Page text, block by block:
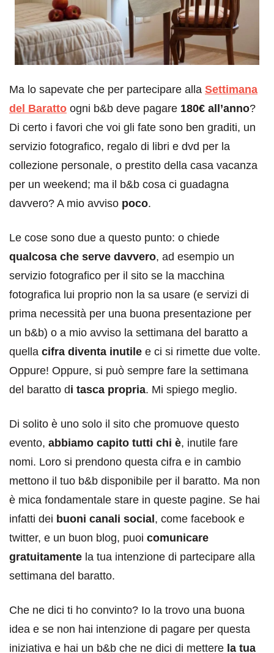
Ma lo sapevate che per partecipare alla Settimana
del Baratto ogni b&b deve pagare 180€ all’anno?
Di certo i favori che voi gli fate sono ben graditi, un
servizio fotografico, regalo di libri e dvd per la
collezione personale, o prestito della casa vacanza
per un weekend; ma il b&b cosa ci guadagna
davvero? A mio avviso poco.
Le cose sono due a questo punto: o chiede
qualcosa che serve davvero, ad esempio un
servizio fotografico per il sito se la macchina
fotografica lui proprio non la sa usare (e servizi di
prima necessità per una buona presentazione per
un b&b) o a mio avviso la settimana del baratto a
quella cifra diventa inutile e ci si rimette due volte.
Oppure! Oppure, si può sempre fare la settimana
del baratto di tasca propria. Mi spiego meglio.
Di solito è uno solo il sito che promuove questo
evento, abbiamo capito tutti chi è, inutile fare
nomi. Loro si prendono questa cifra e in cambio
mettono il tuo b&b disponibile per il baratto. Ma non
è mica fondamentale stare in queste pagine. Se hai
infatti dei buoni canali social , come facebook e
twitter, e un buon blog, puoi comunicare
gratuitamente la tua intenzione di partecipare alla
settimana del baratto.
Che ne dici ti ho convinto? Io la trovo una buona
idea e se non hai intenzione di pagare per questa
iniziativa e hai un b&b che ne dici di mettere la tua